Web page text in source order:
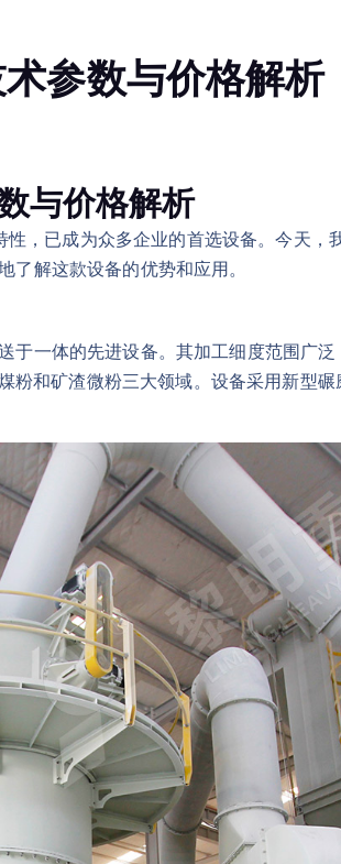
参数与价格解析
与价格解析
，已成为众多企业的首选设备。今天，
解这款设备的优势和应用。
于一体的先进设备。其加工细度范围广
和矿渣微粉三大领域。设备采用新型碾